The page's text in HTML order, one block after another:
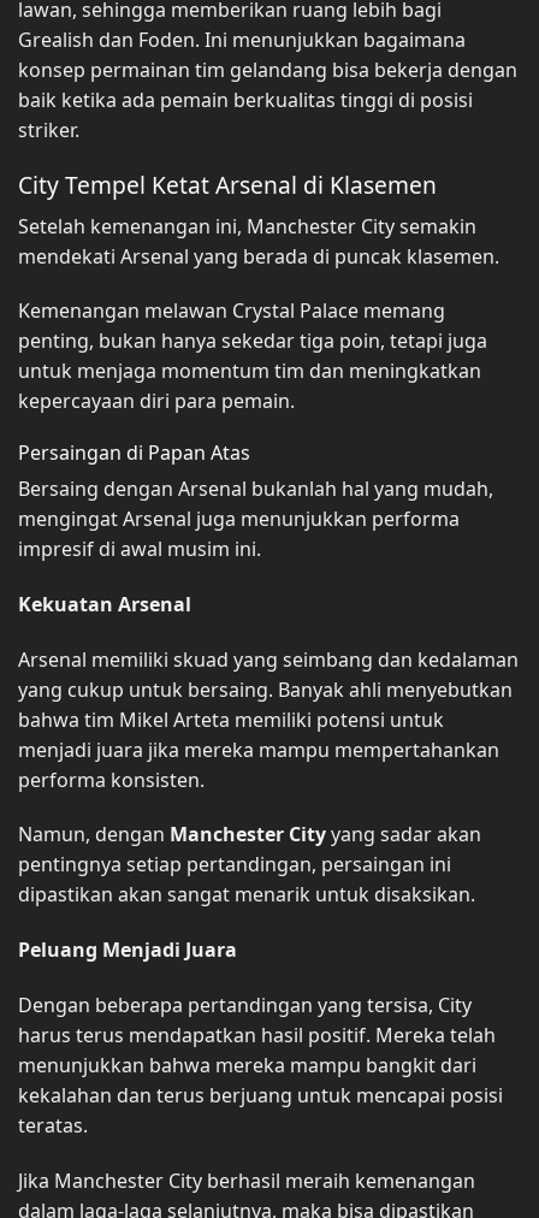
lawan, sehingga memberikan ruang lebih bagi
Grealish dan Foden. Ini menunjukkan bagaimana
konsep permainan tim gelandang bisa bekerja dengan
baik ketika ada pemain berkualitas tinggi di posisi
striker.
City Tempel Ketat Arsenal di Klasemen
Setelah kemenangan ini, Manchester City semakin
mendekati Arsenal yang berada di puncak klasemen.
Kemenangan melawan Crystal Palace memang
penting, bukan hanya sekedar tiga poin, tetapi juga
untuk menjaga momentum tim dan meningkatkan
kepercayaan diri para pemain.
Persaingan di Papan Atas
Bersaing dengan Arsenal bukanlah hal yang mudah,
mengingat Arsenal juga menunjukkan performa
impresif di awal musim ini.
Kekuatan Arsenal
Arsenal memiliki skuad yang seimbang dan kedalaman
yang cukup untuk bersaing. Banyak ahli menyebutkan
bahwa tim Mikel Arteta memiliki potensi untuk
menjadi juara jika mereka mampu mempertahankan
performa konsisten.
Namun, dengan Manchester Cityyang sadar akan
pentingnya setiap pertandingan, persaingan ini
dipastikan akan sangat menarik untuk disaksikan.
Peluang Menjadi Juara
Dengan beberapa pertandingan yang tersisa, City
harus terus mendapatkan hasil positif. Mereka telah
menunjukkan bahwa mereka mampu bangkit dari
kekalahan dan terus berjuang untuk mencapai posisi
teratas.
Jika Manchester City berhasil meraih kemenangan
dalam laga-laga selanjutnya, maka bisa dipastikan